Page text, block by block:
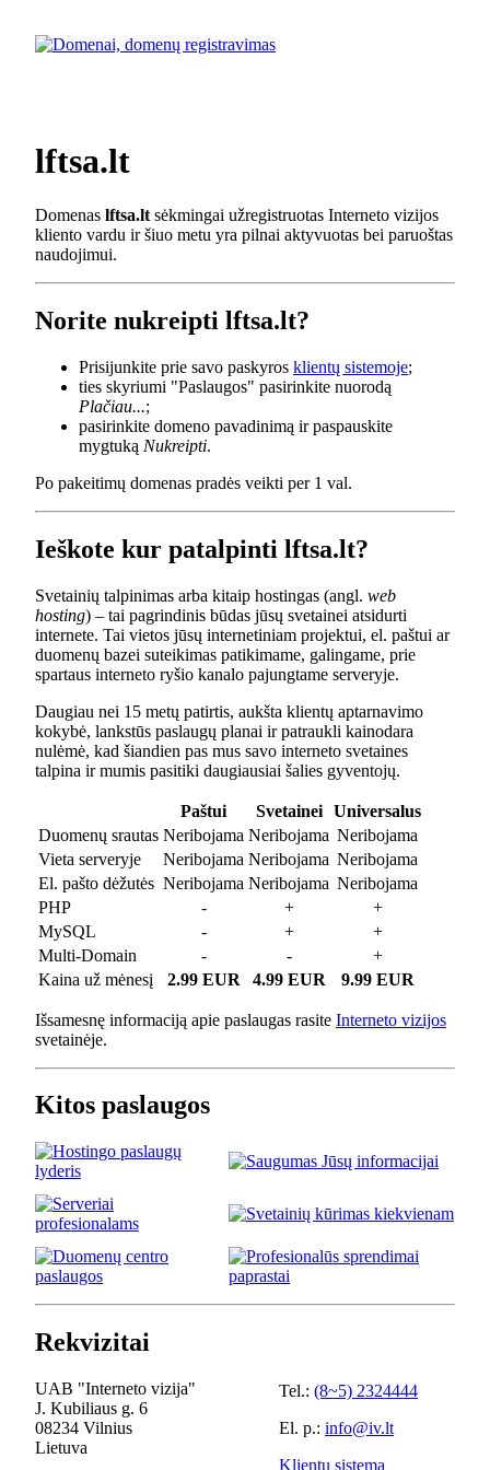
lftsa.lt
Domenas lftsa.lt sėkmingai užregistruotas Interneto vizijos
kliento vardu ir šiuo metu yra pilnai aktyvuotas bei paruoštas
naudojimui.
Norite nukreipti lftsa.lt?
Prisijunkite prie savo paskyros klientų sistemoje;
ties skyriumi "Paslaugos" pasirinkite nuorodą
Plačiau...;
pasirinkite domeno pavadinimą ir paspauskite
mygtuką Nukreipti.
Po pakeitimų domenas pradės veikti per 1 val.
Ieškote kur patalpinti lftsa.lt?
Svetainių talpinimas arba kitaip hostingas (angl. web
hosting) – tai pagrindinis būdas jūsų svetainei atsidurti
internete. Tai vietos jūsų internetiniam projektui, el. paštui ar
duomenų bazei suteikimas patikimame, galingame, prie
spartaus interneto ryšio kanalo pajungtame serveryje.
Daugiau nei 15 metų patirtis, aukšta klientų aptarnavimo
kokybė, lankstūs paslaugų planai ir patraukli kainodara
nulėmė, kad šiandien pas mus savo interneto svetaines
talpina ir mumis pasitiki daugiausiai šalies gyventojų.
Paštui Svetainei
Universalus
Duomenų srautas Neribojama Neribojama Neribojama
Vieta serveryje
Neribojama Neribojama Neribojama
El. pašto dėžutės Neribojama Neribojama Neribojama
PHP
- +
+
MySQL
- +
+
Multi-Domain
- -
+
Kaina už mėnesį
2.99 EUR 4.99 EUR 9.99 EUR
Išsamesnę informaciją apie paslaugas rasite Interneto vizijos
svetainėje.
Kitos paslaugos
Rekvizitai
UAB "Interneto vizija"
J. Kubiliaus g. 6
08234 Vilnius
Lietuva
Tel.: (8~5) 2324444
El. p.: info@iv.lt
Klientų sistema